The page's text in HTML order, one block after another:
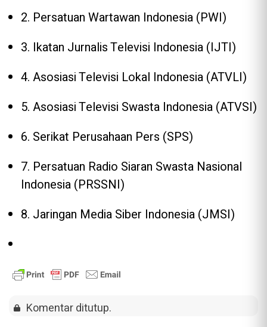
2. Persatuan Wartawan Indonesia (PWI)
3. Ikatan Jurnalis Televisi Indonesia (IJTI)
4. Asosiasi Televisi Lokal Indonesia (ATVLI)
5. Asosiasi Televisi Swasta Indonesia (ATVSI)
6. Serikat Perusahaan Pers (SPS)
7. Persatuan Radio Siaran Swasta Nasional
Indonesia (PRSSNI)
8. Jaringan Media Siber Indonesia (JMSI)
Komentar ditutup.